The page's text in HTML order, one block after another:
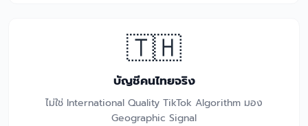
🇹🇭
บัญชีคนไทยจริง
ไม่ใช่ International Quality TikTok Algorithm มอง
Geographic Signal